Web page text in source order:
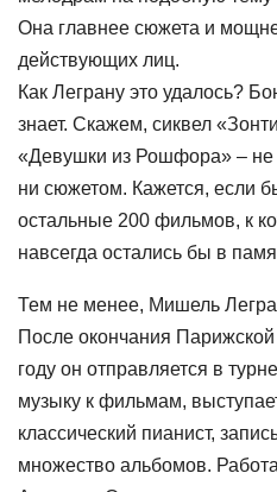
Она главнее сюжета и
действующих лиц.
Как Леграну это удалось?
знает. Скажем, сиквел
«Девушки из Рошфора» – не
ни сюжетом. Кажется, если
остальные 200 фильмов, к
навсегда остались бы в
Тем не менее, Мишель
После окончания
году он отправляется в
музыку к фильмам,
классический пианист,
множество альбомов.